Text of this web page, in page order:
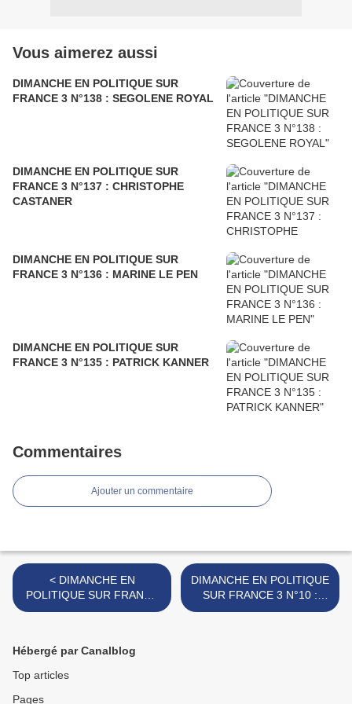
Vous aimerez aussi
DIMANCHE EN POLITIQUE SUR
FRANCE 3 N°138 : SEGOLENE ROYAL
DIMANCHE EN POLITIQUE SUR
FRANCE 3 N°137 : CHRISTOPHE
CASTANER
DIMANCHE EN POLITIQUE SUR
FRANCE 3 N°136 : MARINE LE PEN
DIMANCHE EN POLITIQUE SUR
FRANCE 3 N°135 : PATRICK KANNER
Commentaires
Ajouter un commentaire
< DIMANCHE EN
POLITIQUE SUR FRANCE
3 N°8 : SEGOLENE ROYAL
DIMANCHE EN POLITIQUE
SUR FRANCE 3 N°10 :
NICOLAS SARKOZY >
Hébergé par Canalblog
Top articles
Pages